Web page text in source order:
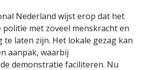
Nederland wijst erop dat het
politie met zoveel menskracht en
te laten zijn. Het lokale gezag kan
aanpak, waarbij
demonstratie faciliteren. Nu